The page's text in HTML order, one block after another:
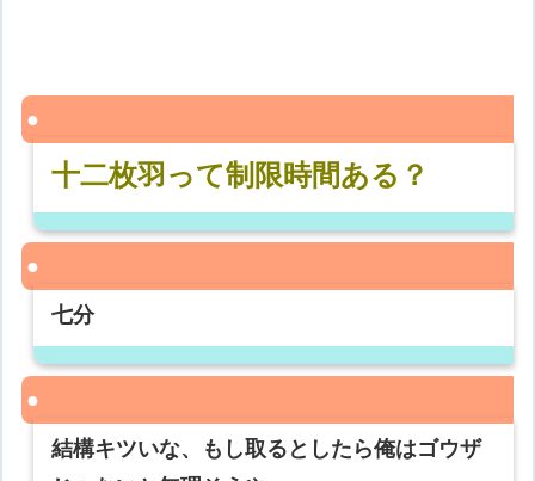
十二枚羽って制限時間ある？
七分
結構キツいな、もし取るとしたら俺はゴウザ